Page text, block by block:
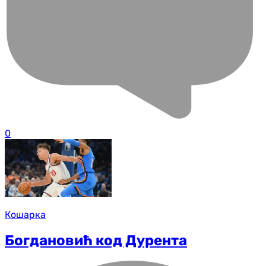
0
Кошарка
Богдановић код Дурента